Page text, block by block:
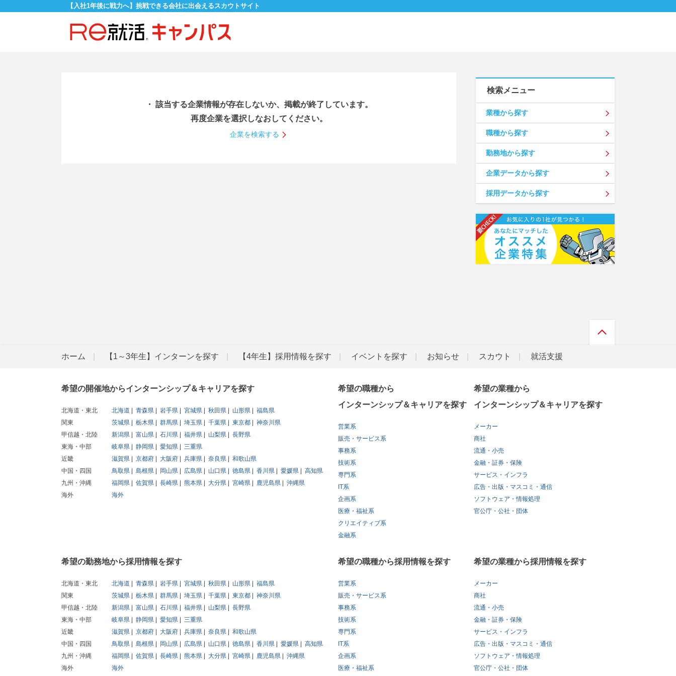
【入社1年後に戦力へ】挑戦できる会社に出会えるスカウトサイト
・ 該当する企業情報が存在しないか、掲載が終了しています。
再度企業を選択しなおしてください。
企業を検索する
検索メニュー
業種から探す
職種から探す
勤務地から探す
企業データから探す
採用データから探す
ホーム 【1～3年生】インターンを探す 【4年生】採用情報を探す イベントを探す お知らせ スカウト 就活支援
希望の開催地からインターンシップ＆キャリアを探す
北海道・東北 北海道 青森県 岩手県 宮城県 秋田県 山形県
福島県
関東
茨城県 栃木県 群馬県 埼玉県 千葉県 東京都
神奈川県
甲信越・北陸
新潟県 富山県 石川県 福井県 山梨県
長野県
東海・中部
岐阜県 静岡県 愛知県
三重県
近畿
滋賀県 京都府 大阪府 兵庫県 奈良県
和歌山県
中国・四国
鳥取県 島根県 岡山県 広島県 山口県 徳島県 香川県 愛媛県
高知県
九州・沖縄
福岡県 佐賀県 長崎県 熊本県 大分県 宮崎県 鹿児島県
沖縄県
海外
海外
希望の職種から
インターンシップ＆キャリアを探す
営業系
販売・サービス系
事務系
技術系
専門系
IT系
企画系
医療・福祉系
クリエイティブ系
金融系
希望の業種から
インターンシップ＆キャリアを探す
メーカー
商社
流通・小売
金融・証券・保険
サービス・インフラ
広告・出版・マスコミ・通信
ソフトウェア・情報処理
官公庁・公社・団体
希望の勤務地から採用情報を探す
北海道・東北 北海道 青森県 岩手県 宮城県 秋田県 山形県
福島県
関東
茨城県 栃木県 群馬県 埼玉県 千葉県 東京都
神奈川県
甲信越・北陸
新潟県 富山県 石川県 福井県 山梨県
長野県
東海・中部
岐阜県 静岡県 愛知県
三重県
近畿
滋賀県 京都府 大阪府 兵庫県 奈良県
和歌山県
中国・四国
鳥取県 島根県 岡山県 広島県 山口県 徳島県 香川県 愛媛県
高知県
九州・沖縄
福岡県 佐賀県 長崎県 熊本県 大分県 宮崎県 鹿児島県
沖縄県
海外
海外
希望の職種から採用情報を探す
営業系
販売・サービス系
事務系
技術系
専門系
IT系
企画系
医療・福祉系
希望の業種から採用情報を探す
メーカー
商社
流通・小売
金融・証券・保険
サービス・インフラ
広告・出版・マスコミ・通信
ソフトウェア・情報処理
官公庁・公社・団体